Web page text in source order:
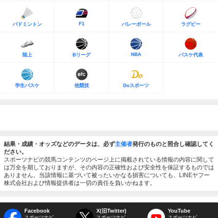
バドミントン F1 バレーボール ラグビー
陸上 Bリーグ NBA バスケ代表
学生バスケ 他競技 Doスポーツ
結果・成績・オッズなどのデータは、必ず主催者発行のものと照合し確認してく
ださい。
スポーツナビの競馬コンテンツのページ上に掲載されている情報の内容に関して
は万全を期しておりますが、その内容の正確性および安全性を保証するものでは
ありません。当該情報に基づいて被ったいかなる損害についても、LINEヤフー
株式会社および情報提供者は一切の責任を負いかねます。
Facebook X(旧Twitter) YouTube